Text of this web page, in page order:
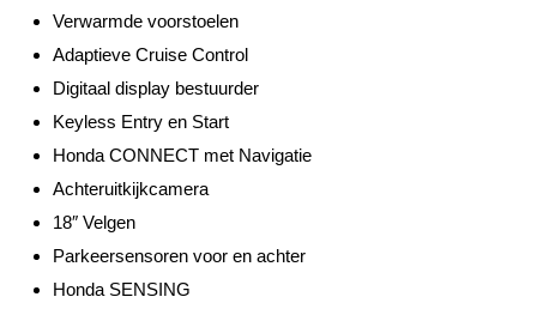
Verwarmde voorstoelen
Adaptieve Cruise Control
Digitaal display bestuurder
Keyless Entry en Start
Honda CONNECT met Navigatie
Achteruitkijkcamera
18″ Velgen
Parkeersensoren voor en achter
Honda SENSING